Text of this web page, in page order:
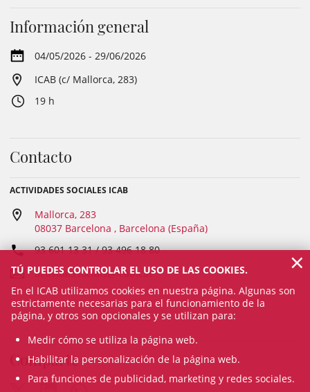
Información general
04/05/2026 - 29/06/2026
ICAB (c/ Mallorca, 283)
19 h
Contacto
ACTIVIDADES SOCIALES ICAB
Mallorca, 283
08037 Barcelona , Barcelona (España)
93 601 13 31 / 93 496 18 80
activitatssocials@icab.cat
Comparte
TÚ PUEDES CONTROLAR EL USO DE LAS COOKIES.
En el ICAB utilizamos cookies en nuestra página. Algunas son
estrictamente necesarias para el funcionamiento de la
página, y otros son opcionales y se utilizan para:
Medir cómo se utiliza la página web.
Habilitar la personalización de la página web.
Para funciones de publicidad, marketing y redes sociales.
×